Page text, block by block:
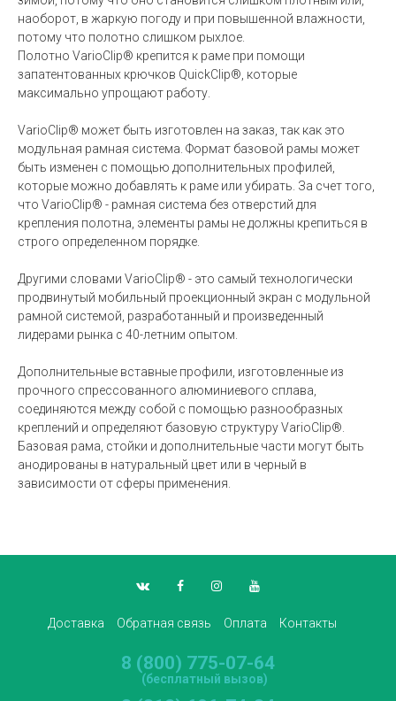
наоборот, в жаркую погоду и при повышенной влажности,
потому что полотно слишком рыхлое.
Полотно VarioClip® крепится к раме при помощи
запатентованных крючков QuickClip®, которые
максимально упрощают работу.
VarioClip® может быть изготовлен на заказ, так как это
модульная рамная система. Формат базовой рамы может
быть изменен с помощью дополнительных профилей,
которые можно добавлять к раме или убирать. За счет того,
что VarioClip® - рамная система без отверстий для
крепления полотна, элементы рамы не должны крепиться в
строго определенном порядке.
Другими словами VarioClip® - это самый технологически
продвинутый мобильный проекционный экран с модульной
рамной системой, разработанный и произведенный
лидерами рынка с 40-летним опытом.
Дополнительные вставные профили, изготовленные из
прочного спрессованного алюминиевого сплава,
соединяются между собой с помощью разнообразных
креплений и определяют базовую структуру VarioClip®.
Базовая рама, стойки и дополнительные части могут быть
анодированы в натуральный цвет или в черный в
зависимости от сферы применения.
Доставка Обратная связь Оплата Контакты
8 (800) 775-07-64
(бесплатный вызов)